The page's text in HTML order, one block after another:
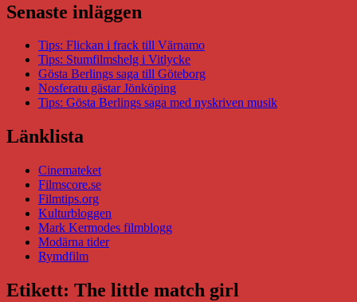
Senaste inläggen
Tips: Flickan i frack till Värnamo
Tips: Stumfilmshelg i Vitlycke
Gösta Berlings saga till Göteborg
Nosferatu gästar Jönköping
Tips: Gösta Berlings saga med nyskriven musik
Länklista
Cinemateket
Filmscore.se
Filmtips.org
Kulturbloggen
Mark Kermodes filmblogg
Modärna tider
Rymdfilm
Etikett: The little match girl